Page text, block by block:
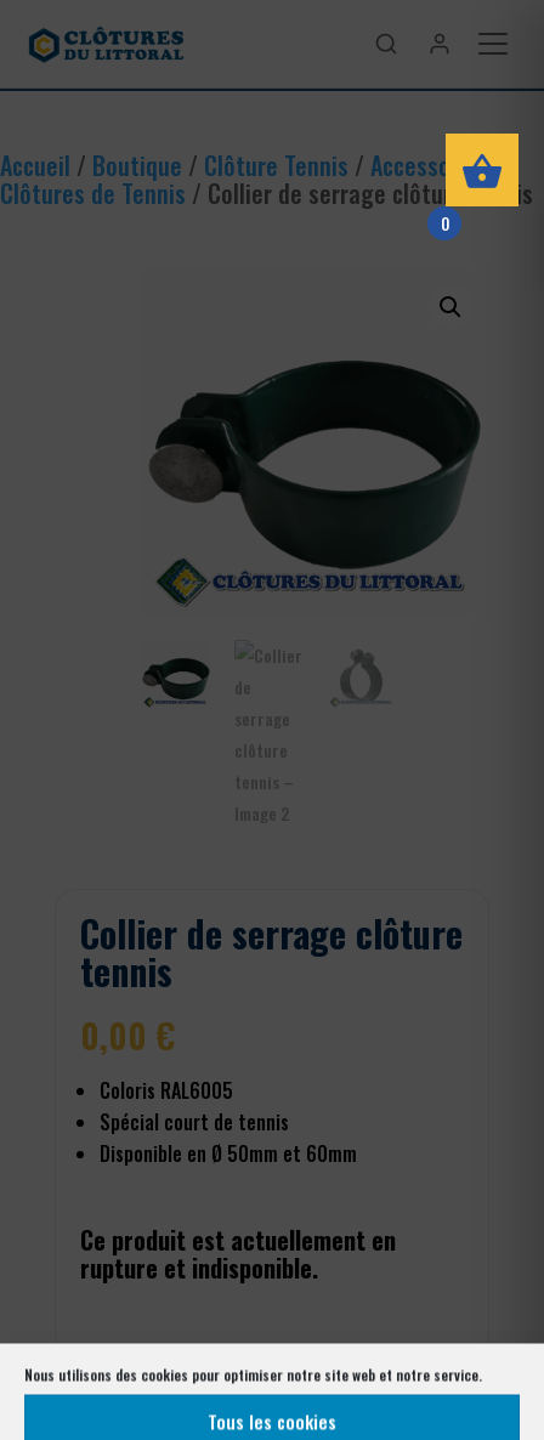
Nous utilisons des cookies pour optimiser notre site web et notre service.
Tous les cookies
Accueil / Boutique / Clôture Tennis / Accessoires
Clôtures de Tennis / Collier de serrage clôture tennis
Collier de serrage clôture
tennis
0,00 €
Coloris RAL6005
Spécial court de tennis
Disponible en Ø 50mm et 60mm
Ce produit est actuellement en
rupture et indisponible.
0